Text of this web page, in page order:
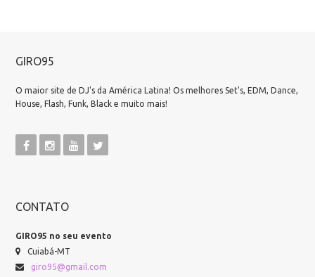
GIRO95
O maior site de DJ's da América Latina! Os melhores Set's, EDM, Dance,
House, Flash, Funk, Black e muito mais!
CONTATO
GIRO95 no seu evento
Cuiabá-MT
giro95@gmail.com